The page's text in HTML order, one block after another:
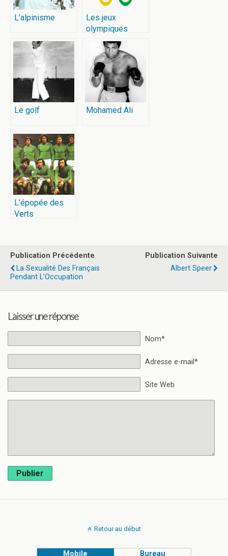
L’alpinisme
Les jeux
olympiques
Le golf Mohamed Ali
L’épopée des
Verts
Publication Précédente
La Sexualité Des Français
Pendant L'Occupation
Publication Suivante
Albert Speer
Laisser une réponse
Nom*
Adresse e-mail*
Site Web
Publier
Retour au début
Mobile Bureau